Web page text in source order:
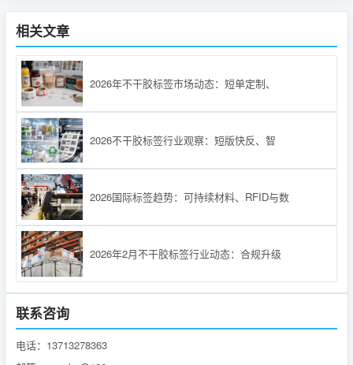
相关文章
2026年不干胶标签市场动态：短单定制、
2026不干胶标签行业观察：短版快反、智
2026国际标签趋势：可持续材料、RFID与数
2026年2月不干胶标签行业动态：合规升级
联系咨询
电话：13713278363